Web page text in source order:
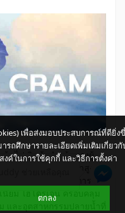
ไป สินค้านำเข้าของผู้
สมาชิก EU ที่มีราคาสูง
ยม ไฮโดรเจน ครอบคลุม
เพื่อส่งมอบประสบการณ์ที่ดียิ่ง
ถศึกษารายละเอียดเพิ่มเติมเกี่ยวกั
ค์ในการใช้คุกกี้ และวิธีการตั้งค่า
ตกลง
ช่วยเหลือคุณ